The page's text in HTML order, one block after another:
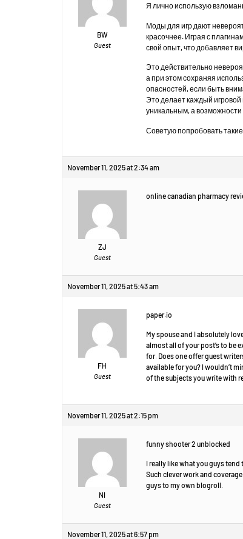
BW
Guest
Я лично использую
Моды для игр дают
красочнее. Играя с
свой опыт, что добавляет
Это действительно
а при этом сохраняя
опасностей, если быть
Это делает каждый игровой
уникальным, а
Советую попробовать
November 11, 2025 at 2:34 am
ZJ
Guest
online canadian pharmacy
November 11, 2025 at 5:43 am
FH
Guest
paper.io
My spouse and I absolutely
almost all of your post’s to be
for. Does one offer guest
available for you? I wouldn’t
of the subjects you write with
November 11, 2025 at 2:15 pm
NI
Guest
funny shooter 2 unblocked
I really like what you guys tend
Such clever work and
guys to my own blogroll.
November 11, 2025 at 6:57 pm